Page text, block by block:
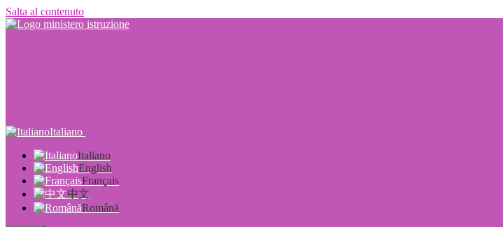
Salta al contenuto
Italiano
Italiano
English
Français
中文
Română